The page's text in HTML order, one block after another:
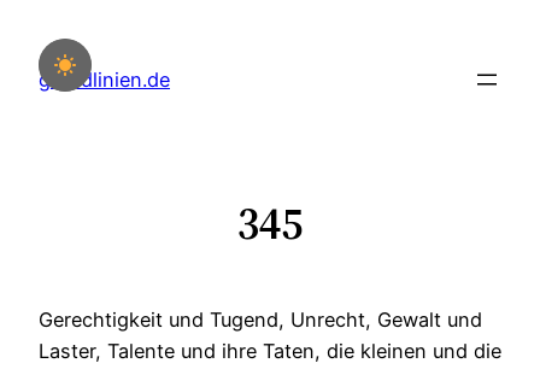
Inhalt
springen
grundlinien.de
345
Gerechtigkeit und Tugend, Unrecht, Gewalt und
Laster, Talente und ihre Taten, die kleinen und die